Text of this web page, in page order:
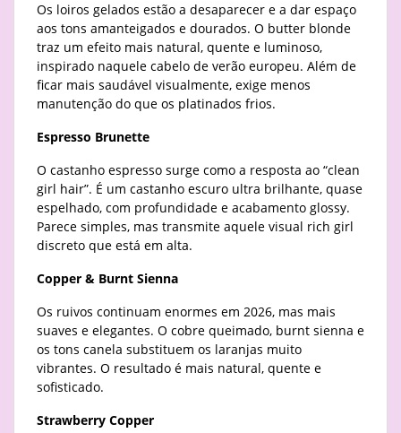
Os loiros gelados estão a desaparecer e a dar espaço
aos tons amanteigados e dourados. O butter blonde
traz um efeito mais natural, quente e luminoso,
inspirado naquele cabelo de verão europeu. Além de
ficar mais saudável visualmente, exige menos
manutenção do que os platinados frios.
Espresso Brunette
O castanho espresso surge como a resposta ao “clean
girl hair”. É um castanho escuro ultra brilhante, quase
espelhado, com profundidade e acabamento glossy.
Parece simples, mas transmite aquele visual rich girl
discreto que está em alta.
Copper & Burnt Sienna
Os ruivos continuam enormes em 2026, mas mais
suaves e elegantes. O cobre queimado, burnt sienna e
os tons canela substituem os laranjas muito
vibrantes. O resultado é mais natural, quente e
sofisticado.
Strawberry Copper